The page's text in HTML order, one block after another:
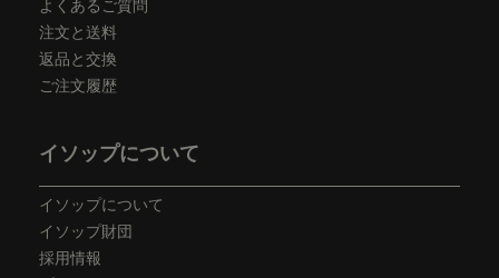
よくあるご質問
注文と送料
返品と交換
ご注文履歴
イソップについて
イソップについて
イソップ財団
採用情報